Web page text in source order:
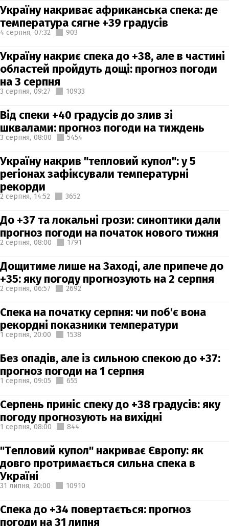
Україну накриває африканська спека: де
температура сягне +39 градусів
4 серпня, 07:32 903
Україну накриє спека до +38, але в частині
областей пройдуть дощі: прогноз погоди
на 3 серпня
3 серпня, 09:27 10933
Від спеки +40 градусів до злив зі
шквалами: прогноз погоди на тиждень
3 серпня, 08:00 5454
Україну накрив "тепловий купол": у 5
регіонах зафіксували температурні
рекорди
2 серпня, 14:52 3652
До +37 та локальні грози: синоптики дали
прогноз погоди на початок нового тижня
2 серпня, 08:00 1791
Дощитиме лише на Заході, але припече до
+35: яку погоду прогнозують на 2 серпня
2 серпня, 06:57 2692
Спека на початку серпня: чи поб'є вона
рекордні показники температури
1 серпня, 20:00 1538
Без опадів, але із сильною спекою до +37:
прогноз погоди на 1 серпня
1 серпня, 09:05 655
Серпень приніс спеку до +38 градусів: яку
погоду прогнозують на вихідні
1 серпня, 08:00 844
"Тепловий купол" накриває Європу: як
довго протримається сильна спека в
Україні
31 липня, 20:00 10910
Спека до +34 повертається: прогноз
погоди на 31 липня